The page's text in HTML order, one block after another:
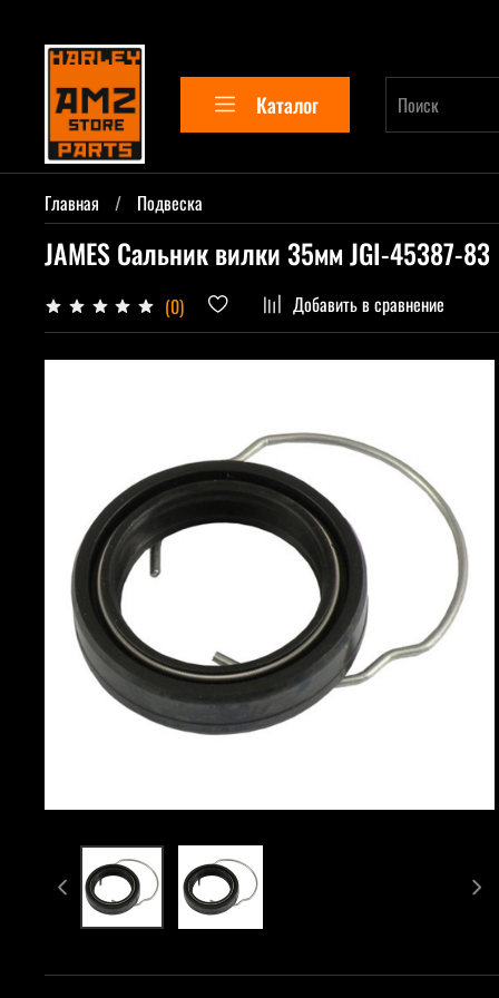
Каталог
Главная Подвеска
JAMES Cальник вилки 35мм JGI-45387-83
(0) Добавить в сравнение